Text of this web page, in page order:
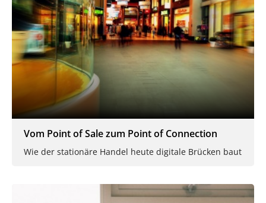
Vom Point of Sale zum Point of Connection
Wie der stationäre Handel heute digitale Brücken baut